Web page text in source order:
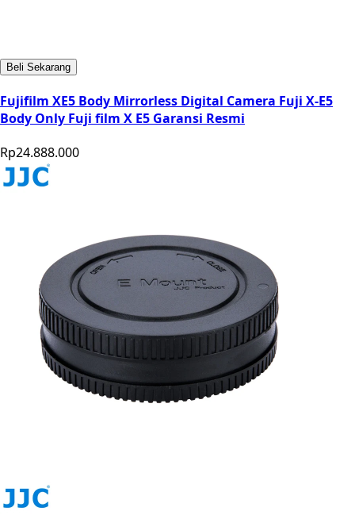
Beli Sekarang
Fujifilm XE5 Body Mirrorless Digital Camera Fuji X-E5
Body Only Fuji film X E5 Garansi Resmi
Rp24.888.000